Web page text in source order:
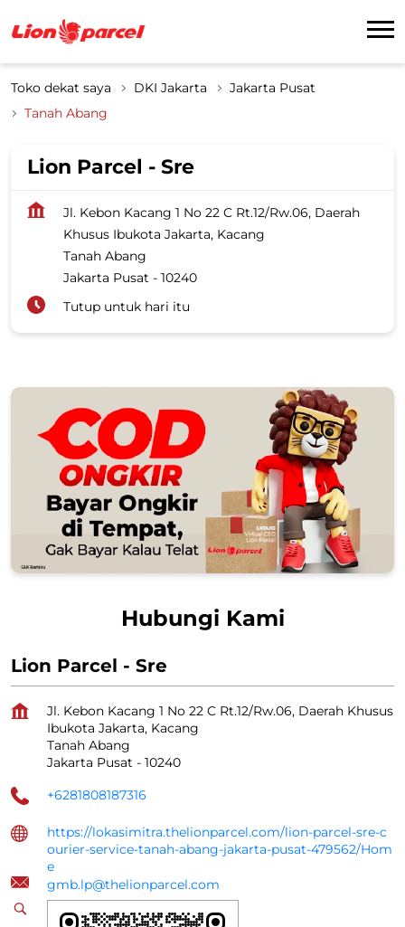
Toko dekat saya DKI Jakarta
Jakarta Pusat
Tanah Abang
Lion Parcel - Sre
Jl. Kebon Kacang 1 No 22 C Rt.12/Rw.06, Daerah
Khusus Ibukota Jakarta, Kacang
Tanah Abang
Jakarta Pusat - 10240
Tutup untuk hari itu
Hubungi Kami
Lion Parcel - Sre
Jl. Kebon Kacang 1 No 22 C Rt.12/Rw.06, Daerah Khusus
Ibukota Jakarta, Kacang
Tanah Abang
Jakarta Pusat - 10240
+6281808187316
https://lokasimitra.thelionparcel.com/lion-parcel-sre-c
ourier-service-tanah-abang-jakarta-pusat-479562/Hom
e
gmb.lp@thelionparcel.com